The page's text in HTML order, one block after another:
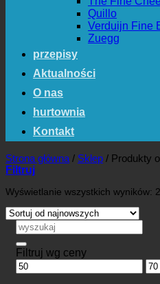
Quillo
Verduijn Fine
Zuegg
przepisy
Aktualności
O nas
hurtownia
Kontakt
Strona główna / Sklep / Produkty
Filtruj
Wyświetlanie wszystkich wyników: 2
Szukaj:
Filtruj wg ceny
Cena
min